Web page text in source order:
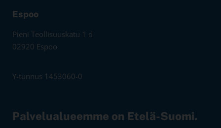
Espoo
Pieni Teollisuuskatu 1 d
02920 Espoo
Y-tunnus 1453060-0
Palvelualueemme on Etelä-Suomi.